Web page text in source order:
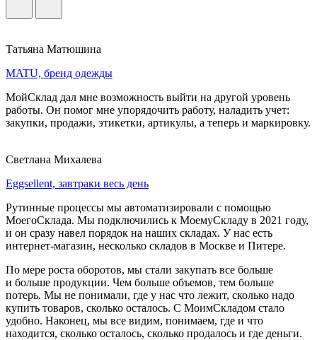
Татьяна Матюшина
MATU, бренд одежды
МойСклад дал мне возможность выйти на другой уровень
работы. Он помог мне упорядочить работу, наладить учет:
закупки, продажи, этикетки, артикулы, а теперь и маркировку.
Светлана Михалева
Eggsellent, завтраки весь день
Рутинные процессы мы автоматизировали с помощью
МоегоСклада. Мы подключились к МоемуСкладу в 2021 году,
и он сразу навел порядок на наших складах. У нас есть
интернет-магазин, несколько складов в Москве и Питере.
По мере роста оборотов, мы стали закупать все больше
и больше продукции. Чем больше объемов, тем больше
потерь. Мы не понимали, где у нас что лежит, сколько надо
купить товаров, сколько осталось. С МоимСкладом стало
удобно. Наконец, мы все видим, понимаем, где и что
находится, сколько осталось, сколько продалось и где деньги.